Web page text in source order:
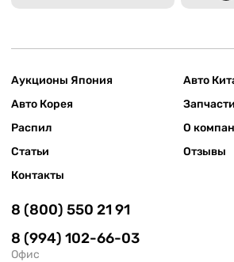
Аукционы Япония
Авто
Авто Корея
Распил
О
Статьи
Отзывы
Контакты
8 (800) 550 21 91
8 (994) 102-66-03
Офис